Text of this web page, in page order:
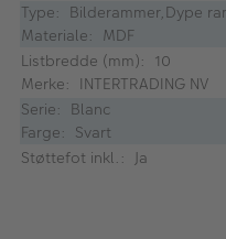
Type: Bilderammer,Dype
Materiale: MDF
Listbredde (mm): 10
Merke: INTERTRADING NV
Serie: Blanc
Farge: Svart
Støttefot inkl.: Ja